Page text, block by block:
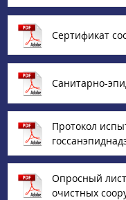
Сертификат
Санитарно-
Протокол
Опросный
очистных